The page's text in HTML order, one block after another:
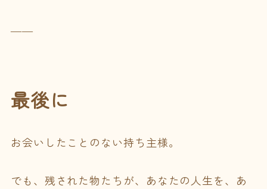
――
最後に
お会いしたことのない持ち主様。
でも、残された物たちが、あなたの人生を、あ